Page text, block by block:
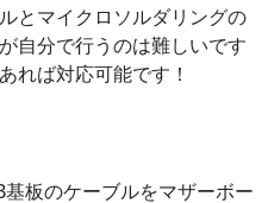
とマイクロソルダリングの
自分で行うのは難しいです
れば対応可能です！
板のケーブルをマザーボー